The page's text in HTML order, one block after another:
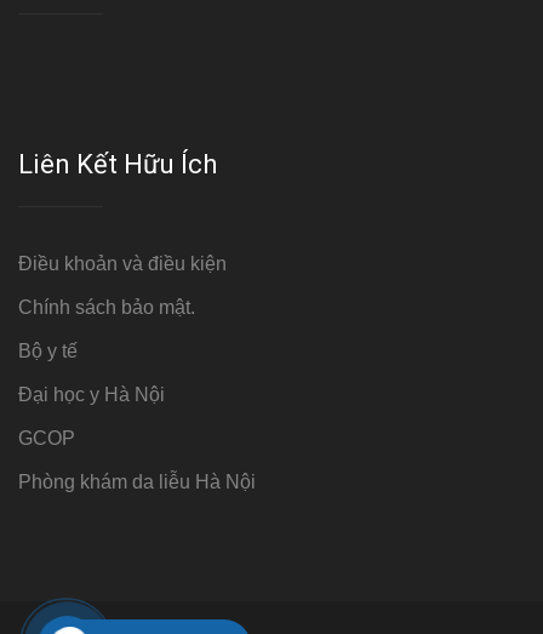
Liên Kết Hữu Ích
Điều khoản và điều kiện
Chính sách bảo mật.
Bộ y tế
Đại học y Hà Nội
GCOP
Phòng khám da liễu Hà Nội